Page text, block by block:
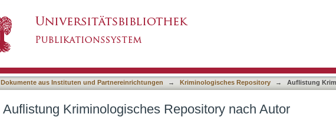
Dokumente aus Instituten und Partnereinrichtungen → Kriminologisches Repository →
Auflistung
Auflistung Kriminologisches Repository nach Autor